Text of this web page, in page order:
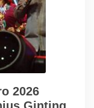
2026